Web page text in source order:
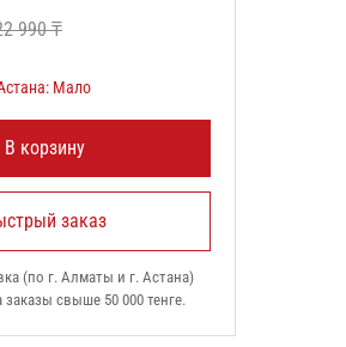
990₸
Мало
В корзину
заказ
(по г. Алматы и г. Астана)
заказы свыше 50 000 тенге.